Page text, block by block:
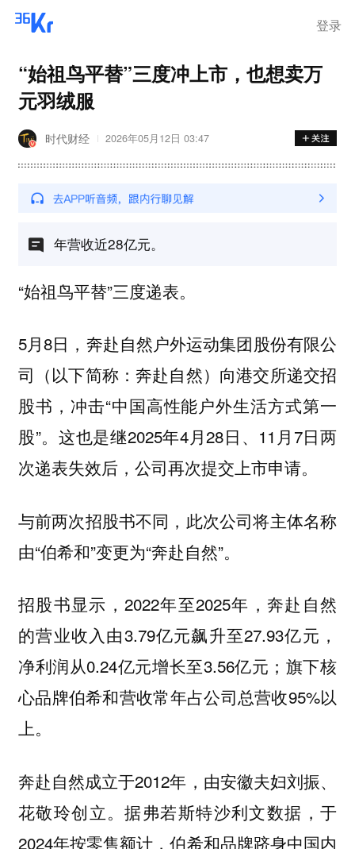
登录
“始祖鸟平替”三度冲上市，也想卖万
元羽绒服
时代财经 2026年05月12日 03:47
年营收近28亿元。
“始祖鸟平替”三度递表。
5月8日，奔赴自然户外运动集团股份有限公
司（以下简称：奔赴自然）向港交所递交招
股书，冲击“中国高性能户外生活方式第一
股”。这也是继2025年4月28日、11月7日两
次递表失效后，公司再次提交上市申请。
与前两次招股书不同，此次公司将主体名称
由“伯希和”变更为“奔赴自然”。
招股书显示，2022年至2025年，奔赴自然
的营业收入由3.79亿元飙升至27.93亿元，
净利润从0.24亿元增长至3.56亿元；旗下核
心品牌伯希和营收常年占公司总营收95%以
上。
奔赴自然成立于2012年，由安徽夫妇刘振、
花敬玲创立。据弗若斯特沙利文数据，于
2024年按零售额计，伯希和品牌跻身中国内